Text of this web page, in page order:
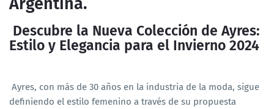
Descubre la Nueva Colección de Ayres:
Estilo y Elegancia para el Invierno 2024
Ayres, con más de 30 años en la industria de la moda, sigue
definiendo el estilo femenino a través de su propuesta